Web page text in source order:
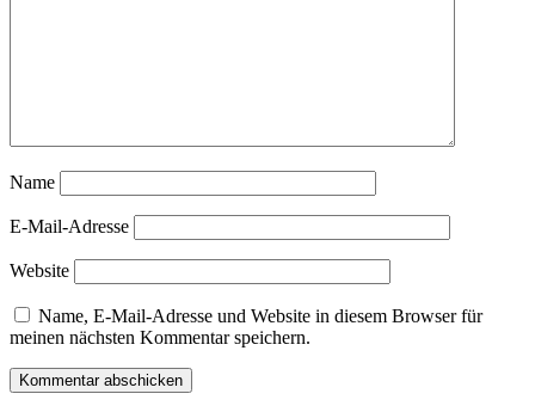
Name
E-Mail-Adresse
Website
Name, E-Mail-Adresse und Website in diesem Browser für
meinen nächsten Kommentar speichern.